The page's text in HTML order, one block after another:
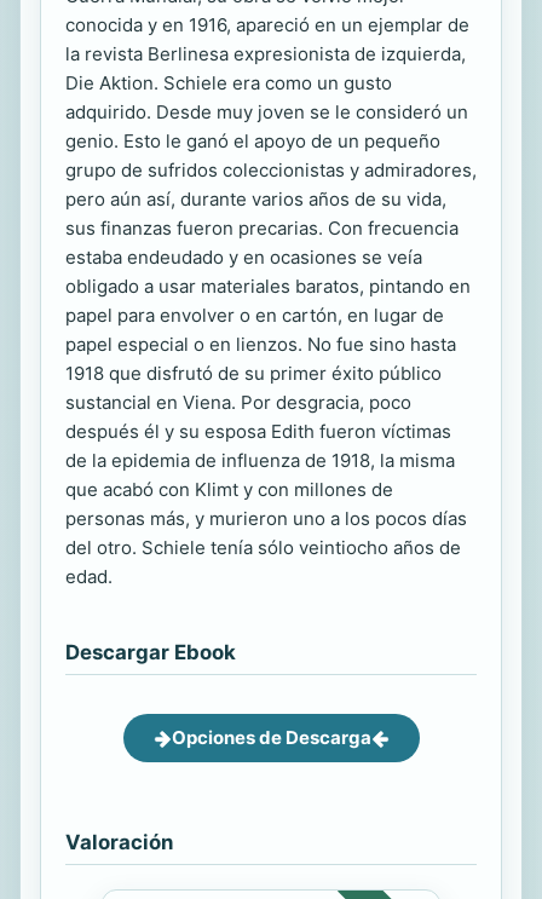
conocida y en 1916, apareció en un ejemplar de
la revista Berlinesa expresionista de izquierda,
Die Aktion. Schiele era como un gusto
adquirido. Desde muy joven se le consideró un
genio. Esto le ganó el apoyo de un pequeño
grupo de sufridos coleccionistas y admiradores,
pero aún así, durante varios años de su vida,
sus finanzas fueron precarias. Con frecuencia
estaba endeudado y en ocasiones se veía
obligado a usar materiales baratos, pintando en
papel para envolver o en cartón, en lugar de
papel especial o en lienzos. No fue sino hasta
1918 que disfrutó de su primer éxito público
sustancial en Viena. Por desgracia, poco
después él y su esposa Edith fueron víctimas
de la epidemia de influenza de 1918, la misma
que acabó con Klimt y con millones de
personas más, y murieron uno a los pocos días
del otro. Schiele tenía sólo veintiocho años de
edad.
Descargar Ebook
Opciones de Descarga
Valoración